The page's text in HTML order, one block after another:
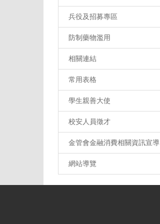
兵役及招募專區
防制藥物濫用
相關連結
常用表格
學生親善大使
校安人員徵才
金管會金融消費相關資訊宣導
網站導覽